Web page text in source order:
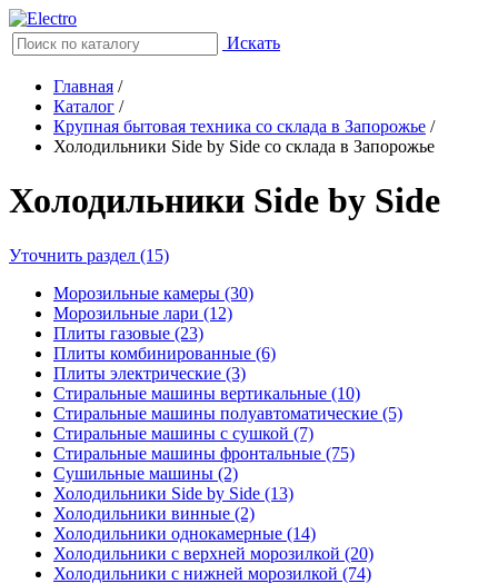
Искать
Главная /
Каталог /
Крупная бытовая техника со склада в Запорожье /
Холодильники Side by Side со склада в Запорожье
Холодильники Side by Side
Уточнить раздел (15)
Морозильные камеры (30)
Морозильные лари (12)
Плиты газовые (23)
Плиты комбинированные (6)
Плиты электрические (3)
Стиральные машины вертикальные (10)
Стиральные машины полуавтоматические (5)
Стиральные машины с сушкой (7)
Стиральные машины фронтальные (75)
Сушильные машины (2)
Холодильники Side by Side (13)
Холодильники винные (2)
Холодильники однокамерные (14)
Холодильники с верхней морозилкой (20)
Холодильники с нижней морозилкой (74)